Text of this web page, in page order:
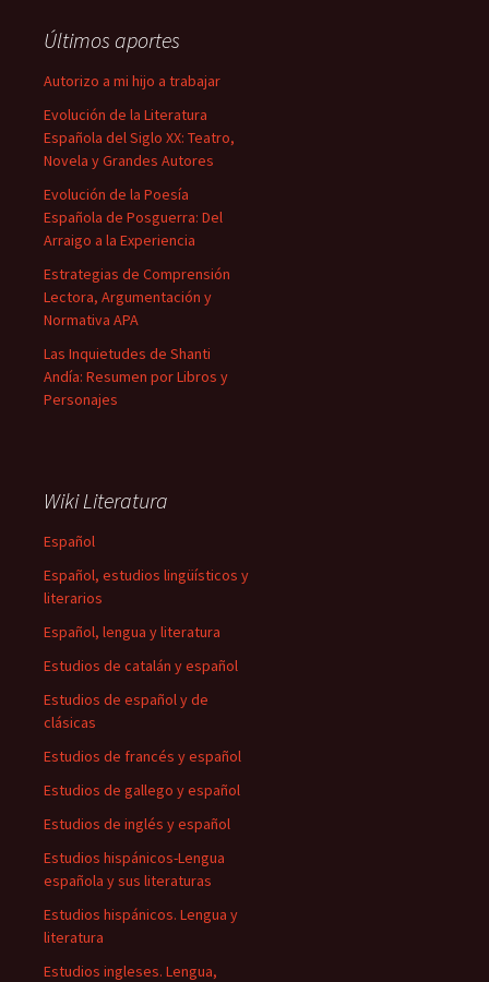
Últimos aportes
Autorizo a mi hijo a trabajar
Evolución de la Literatura
Española del Siglo XX: Teatro,
Novela y Grandes Autores
Evolución de la Poesía
Española de Posguerra: Del
Arraigo a la Experiencia
Estrategias de Comprensión
Lectora, Argumentación y
Normativa APA
Las Inquietudes de Shanti
Andía: Resumen por Libros y
Personajes
Wiki Literatura
Español
Español, estudios lingüísticos y
literarios
Español, lengua y literatura
Estudios de catalán y español
Estudios de español y de
clásicas
Estudios de francés y español
Estudios de gallego y español
Estudios de inglés y español
Estudios hispánicos-Lengua
española y sus literaturas
Estudios hispánicos. Lengua y
literatura
Estudios ingleses. Lengua,